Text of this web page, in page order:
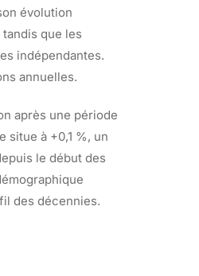
évolution
tandis que les
indépendantes.
annuelles.
après une période
situe à +0,1 %, un
le début des
des décennies.